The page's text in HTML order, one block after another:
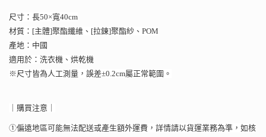
尺寸：長50×寬40cm
材質：[主體]聚酯纖維、[拉鍊]聚酯紗、POM
產地：中國
適用於：洗衣機、烘乾機
※尺寸皆為人工測量，誤差±0.2cm屬正常範圍。
｜購買注意｜
①偏遠地區可能無法配送或產生額外運費，詳情請以貨運業務為準，如核